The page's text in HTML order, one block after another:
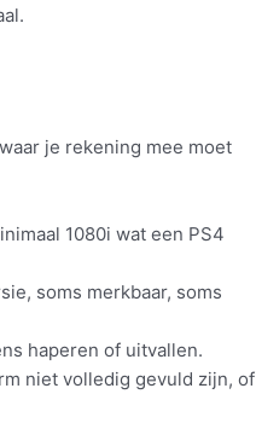
je rekening mee moet
1080i wat een PS4
soms merkbaar, soms
haperen of uitvallen.
niet volledig gevuld zijn, of